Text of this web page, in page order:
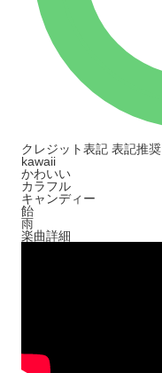
クレジット表記 表記推奨
kawaii
かわいい
カラフル
キャンディー
飴
雨
楽曲詳細